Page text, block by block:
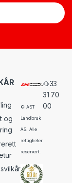
og
© AST
Landbruk
AS. Alle
rettigheter
reservert.
33
31 70
00